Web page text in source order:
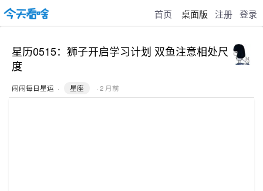
首页 桌面版 注册 登录
星历0515：狮子开启学习计划 双鱼注意相处尺
度
闹闹每日星运 · 星座 · 2 月前